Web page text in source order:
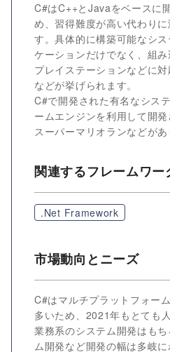
C#はC++とJavaをベースに
め、習得難度が高い代わり
す。具体的に構築可能なシ
ケーションだけでなく、組
プレイステーションなどに
などが挙げられます。
C#で開発された有名なシス
ームエンジンを利用して開発
スーパーマリオランなどがあ
関連するフレームワー
.Net Framework
市場動向とニーズ
C#はマルチプラットフォー
多いため、2021年もとても
業務系のシステム開発はも
ム開発など開発の幅は多岐に